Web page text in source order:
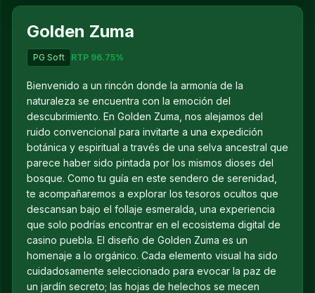
▶
Golden Zuma
PG Soft RTP 96.75%
Bienvenido a un rincón donde la armonía de la
naturaleza se encuentra con la emoción del
descubrimiento. En Golden Zuma, nos alejamos del
ruido convencional para invitarte a una expedición
botánica y espiritual a través de una selva ancestral que
parece haber sido pintada por los mismos dioses del
bosque. Como tu guía en este sendero de serenidad,
te acompañaremos a explorar los tesoros ocultos que
descansan bajo el follaje esmeralda, una experiencia
que solo podrías encontrar en el ecosistema digital de
casino puebla. El diseño de Golden Zuma es un
homenaje a lo orgánico. Cada elemento visual ha sido
cuidadosamente seleccionado para evocar la paz de
un jardín secreto; las hojas de helechos se mecen